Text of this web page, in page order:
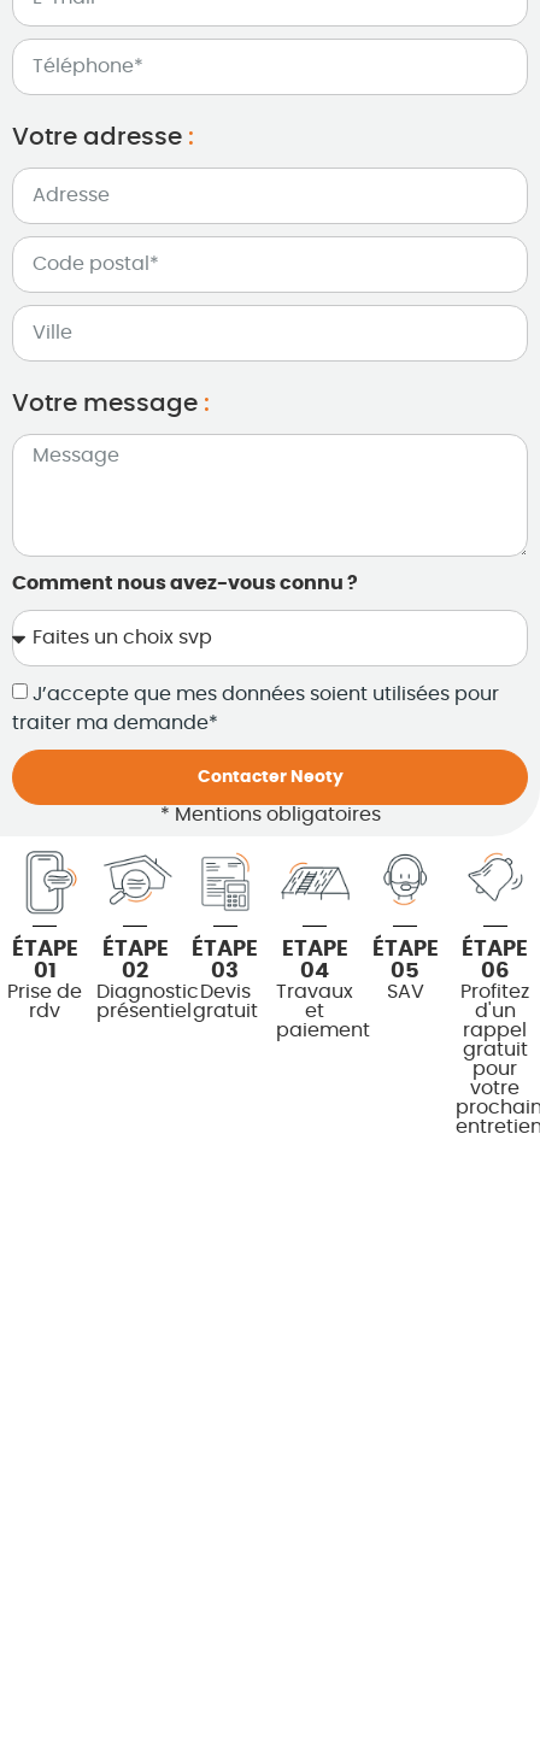
Votre adresse :
Votre message :
Comment nous avez-vous connu ?
J’accepte que mes données soient utilisées pour
traiter ma demande*
Contacter Neoty
* Mentions obligatoires
ÉTAPE
01
Prise de
rdv
ÉTAPE
02
Diagnostic
présentiel
ÉTAPE
03
Devis
gratuit
ETAPE
04
Travaux
et
paiement
ÉTAPE
05
SAV
ÉTAPE
06
Profitez
d'un
rappel
gratuit
pour
votre